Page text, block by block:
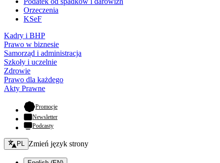
Orzeczenia
KSeF
Kadry i BHP
Prawo w biznesie
Samorząd i administracja
Szkoły i uczelnie
Zdrowie
Prawo dla każdego
Akty Prawne
Promocje- otwiera się w nowej karcie
Newsletter
Podcasty
Zmień język - bieżący:
PL Zmień język strony